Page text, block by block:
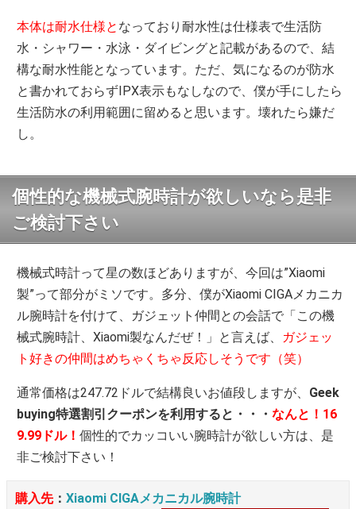
本体は耐水仕様と なっており耐水性は仕様表で生活防
水・シャワー・水泳・ダイビングと記載があるので、結
構な耐水性能となっています。ただ、気になるのが防水
と書かれておらずIPX表示もなしなので、僕が手にしたら
生活防水の利用範囲に留めると思います。壊れたら嫌だ
し。
個性的な機械式腕時計が欲しいなら是非
ご検討下さい
機械式時計って星の数ほどありますが、今回は”Xiaomi
製”って部分がミソです。多分、僕がXiaomi CIGAメカニカ
ル腕時計を付けて、ガジェット仲間との会話で「この機
械式腕時計、Xiaomi製なんだぜ！」と言えば、 ガジェッ
ト好きの仲間はめちゃくちゃ反応しそうです（笑）
通常価格は247.72ドルで結構良いお値段しますが、 Geek
buying特選割引クーポンを利用すると・・・なんと！16
9.99ドル！個性的でカッコいい腕時計が欲しい方は、是
非ご検討下さい！
購入先： Xiaomi CIGAメカニカル腕時計